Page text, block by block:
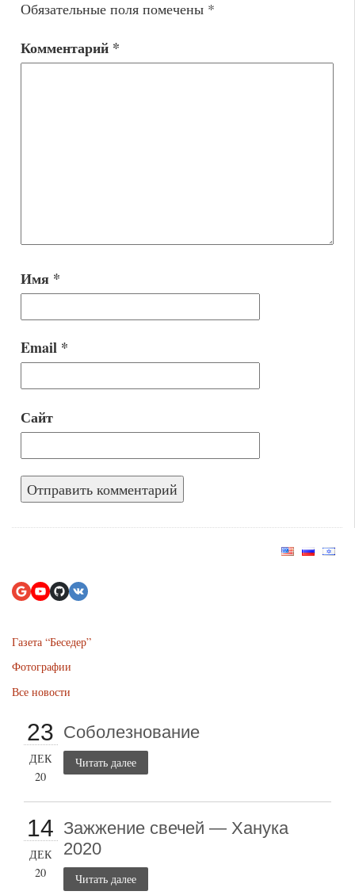
Обязательные поля помечены *
Комментарий *
Имя *
Email *
Сайт
Газета “Беседер”
Фотографии
Все новости
23
ДЕК
20
Соболезнование
Читать далее
14
ДЕК
20
Зажжение свечей — Ханука
2020
Читать далее